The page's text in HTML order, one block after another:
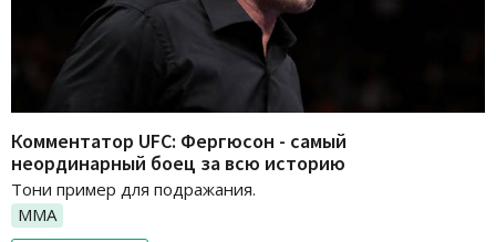
Комментатор UFC: Фергюсон - самый
неординарный боец за всю историю
Тони пример для подражания.
ММА